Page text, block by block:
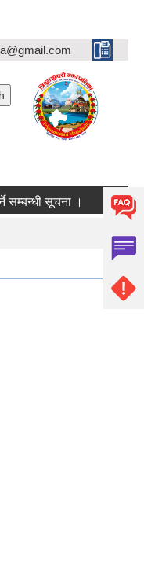
सूचना । स्तरवृद्धि